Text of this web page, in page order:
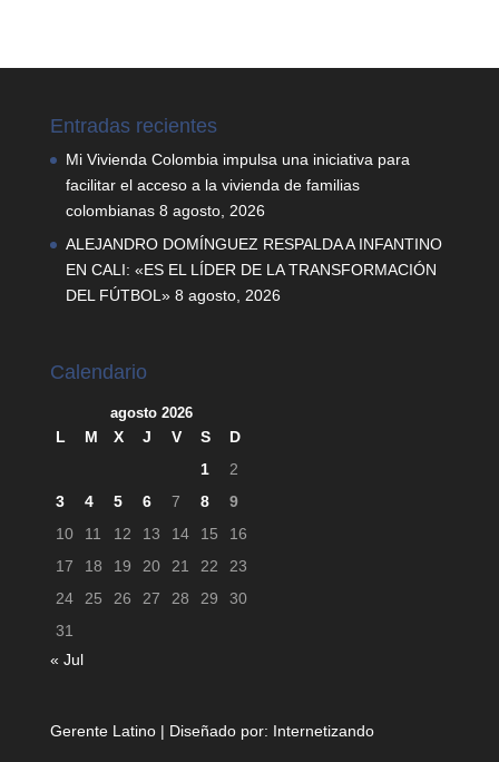
Entradas recientes
Mi Vivienda Colombia impulsa una iniciativa para
facilitar el acceso a la vivienda de familias
colombianas 8 agosto, 2026
ALEJANDRO DOMÍNGUEZ RESPALDA A INFANTINO
EN CALI: «ES EL LÍDER DE LA TRANSFORMACIÓN
DEL FÚTBOL» 8 agosto, 2026
Calendario
agosto 2026
L M X J V S
D
1
2
3
4 5 6 7 8
9
10
11 12 13 14 15
16
17
18 19 20 21 22
23
24
25 26 27 28 29
30
31
« Jul
Gerente Latino | Diseñado por: Internetizando